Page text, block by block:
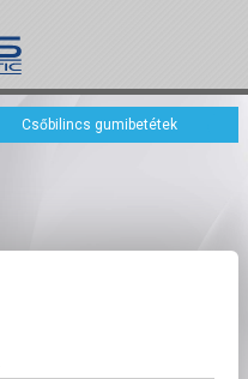
Csőbilincs gumibetétek